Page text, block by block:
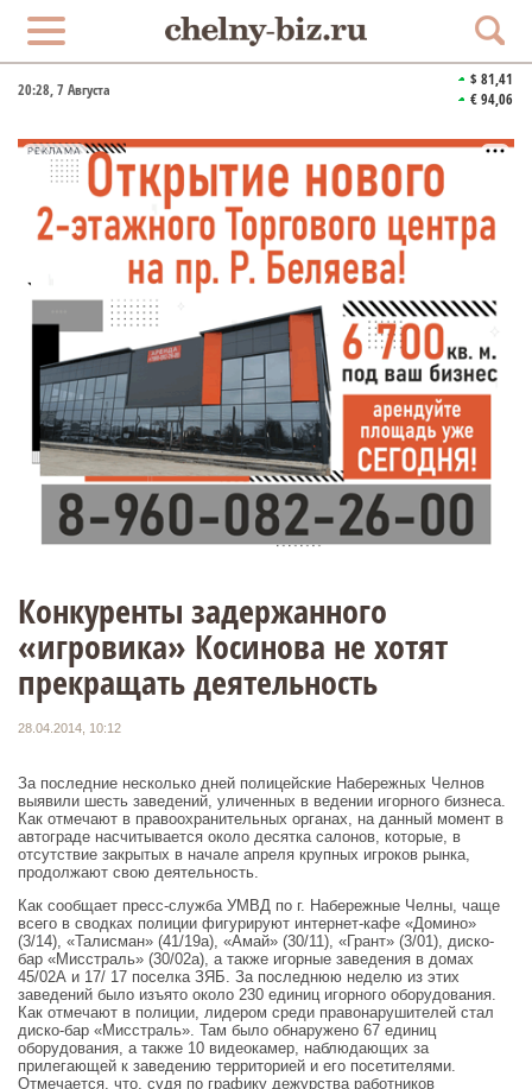
20:28, 7 Августа
$ 81,41
€ 94,06
РЕКЛАМА
Конкуренты задержанного
«игровика» Косинова не хотят
прекращать деятельность
28.04.2014, 10:12
За последние несколько дней полицейские Набережных Челнов
выявили шесть заведений, уличенных в ведении игорного бизнеса.
Как отмечают в правоохранительных органах, на данный момент в
автограде насчитывается около десятка салонов, которые, в
отсутствие закрытых в начале апреля крупных игроков рынка,
продолжают свою деятельность.
Как сообщает пресс-служба УМВД по г. Набережные Челны, чаще
всего в сводках полиции фигурируют интернет-кафе «Домино»
(3/14), «Талисман» (41/19а), «Амай» (30/11), «Грант» (3/01), диско-
бар «Мисстраль» (30/02а), а также игорные заведения в домах
45/02А и 17/ 17 поселка ЗЯБ. За последнюю неделю из этих
заведений было изъято около 230 единиц игорного оборудования.
Как отмечают в полиции, лидером среди правонарушителей стал
диско-бар «Мисстраль». Там было обнаружено 67 единиц
оборудования, а также 10 видеокамер, наблюдающих за
прилегающей к заведению территорией и его посетителями.
Отмечается, что, судя по графику дежурства работников